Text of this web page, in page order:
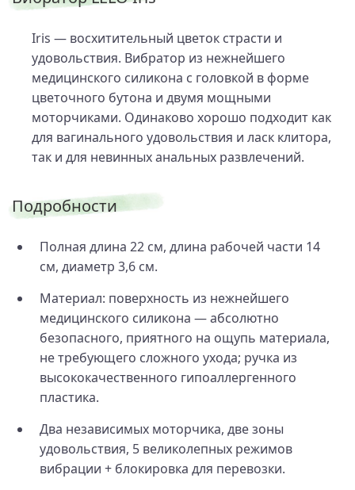
Iris — восхитительный цветок страсти и
удовольствия. Вибратор из нежнейшего
медицинского силикона с головкой в форме
цветочного бутона и двумя мощными
моторчиками. Одинаково хорошо подходит как
для вагинального удовольствия и ласк клитора,
так и для невинных анальных развлечений.
Подробности
Полная длина 22 см, длина рабочей части 14
см, диаметр 3,6 см.
Материал: поверхность из нежнейшего
медицинского силикона — абсолютно
безопасного, приятного на ощупь материала,
не требующего сложного ухода; ручка из
высококачественного гипоаллергенного
пластика.
Два независимых моторчика, две зоны
удовольствия, 5 великолепных режимов
вибрации + блокировка для перевозки.